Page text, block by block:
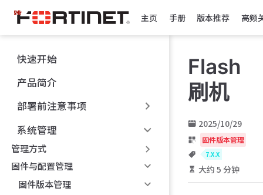
跳
至
主
內
容
主页 手册 版本推荐 高频
快速开始
产品简介
部署前注意事项
系统管理
管理方式
固件与配置管理
固件版本管理
Flash
刷机
2025/10/29
固件版本管理
7.X.X
大约 5 分钟